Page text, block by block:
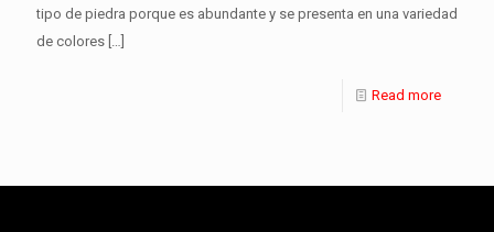
tipo de piedra porque es abundante y se presenta en una variedad
de colores […]
Read more